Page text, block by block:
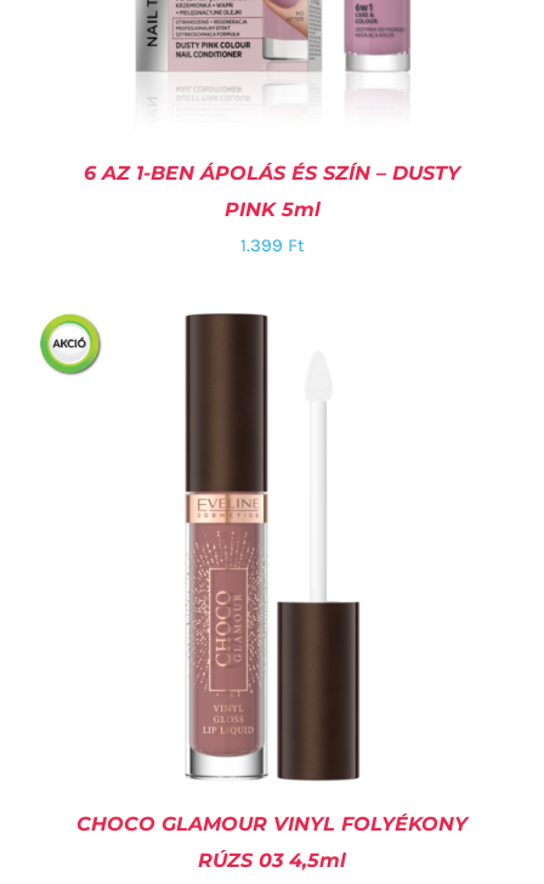
6 AZ 1-BEN ÁPOLÁS ÉS SZÍN – DUSTY
PINK 5ml
1.399 Ft
CHOCO GLAMOUR VINYL FOLYÉKONY
RÚZS 03 4,5ml